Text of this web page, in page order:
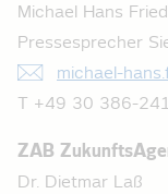
Michael Hans
Pressesprecher
michael-
T +49 30 386-
ZAB
Dr. Dietmar Laß